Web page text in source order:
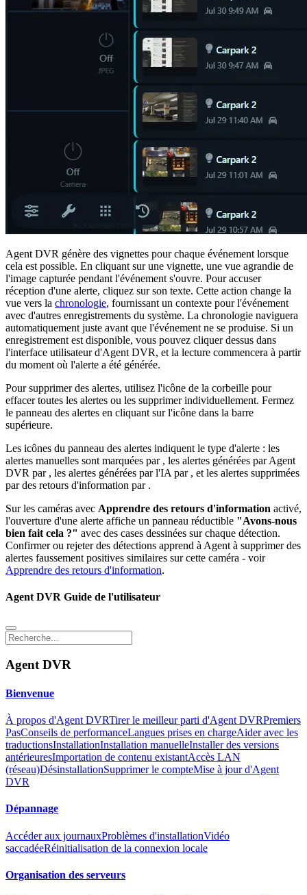
Agent DVR génère des vignettes pour chaque événement lorsque
cela est possible. En cliquant sur une vignette, une vue agrandie de
l'image capturée pendant l'événement s'ouvre. Pour accuser
réception d'une alerte, cliquez sur son texte. Cette action change la
vue vers la chronologie, fournissant un contexte pour l'événement
avec d'autres enregistrements du système. La chronologie naviguera
automatiquement juste avant que l'événement ne se produise. Si un
enregistrement est disponible, vous pouvez cliquer dessus dans
l'interface utilisateur d'Agent DVR, et la lecture commencera à partir
du moment où l'alerte a été générée.
Pour supprimer des alertes, utilisez l'icône de la corbeille pour
effacer toutes les alertes ou les supprimer individuellement. Fermez
le panneau des alertes en cliquant sur l'icône dans la barre
supérieure.
Les icônes du panneau des alertes indiquent le type d'alerte : les
alertes manuelles sont marquées par , les alertes générées par Agent
DVR par , les alertes générées par l'IA par , et les alertes supprimées
par des retours d'information par .
Sur les caméras avec Apprendre des retours d'information activé,
l'ouverture d'une alerte affiche un panneau réductible "Avons-nous
bien fait cela ?" avec des cases dessinées sur chaque détection.
Confirmer ou rejeter des détections apprend à Agent à supprimer des
alertes faussement positives similaires sur cette caméra - voir
Apprendre des retours d'information.
Agent DVR Guide de l'utilisateur
Agent DVR
Bienvenue
À propos d'Agent DVRTirer le meilleur parti d'Agent DVRPremiers
PasConseils de performanceLangues prises en chargeAider avec les
traductionsInstallationInstallation manuelleInstaller des versions
antérieuresImportation de contenu existantAccès LAN
(réseau)DésinstallationSupprimer le compteMise à jour d'Agent
DVR
Dépannage
Accéder aux journauxProblèmes d'installationVidéo
saccadéeRéinitialisation de la connexion locale
Organisation des serveurs